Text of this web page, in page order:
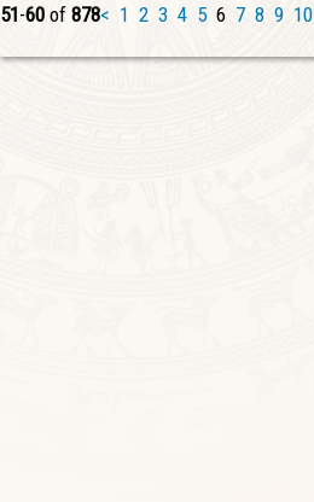
51-60 of 878< 1 2 3 4 5 6 7 8 9 10